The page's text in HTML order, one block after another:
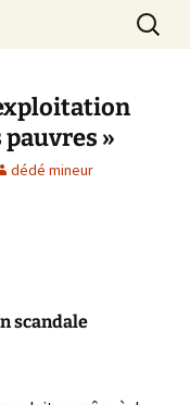
Mines
»
dédé mineur
scandale